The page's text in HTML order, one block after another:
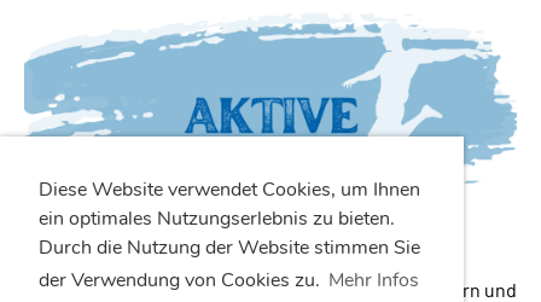
Diese Website verwendet Cookies, um Ihnen
ein optimales Nutzungserlebnis zu bieten.
Durch die Nutzung der Website stimmen Sie
der Verwendung von Cookies zu. Mehr Infos
Mit einer gesunden Mischung aus erfahrenen Spielern und